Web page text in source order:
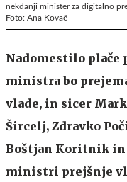
nekdanji minister za digitalno
Foto: Ana Kovač
Nadomestilo plače
ministra bo
vlade, in sicer
Šircelj, Zdravko
Boštjan Koritnik in
ministri prejšnje